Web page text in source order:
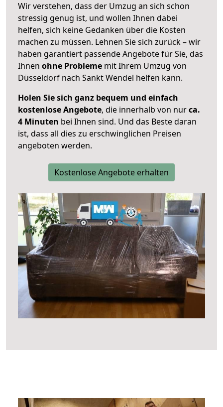
Wir verstehen, dass der Umzug an sich schon
stressig genug ist, und wollen Ihnen dabei
helfen, sich keine Gedanken über die Kosten
machen zu müssen. Lehnen Sie sich zurück – wir
haben garantiert passende Angebote für Sie, das
Ihnen ohne Probleme mit Ihrem Umzug von
Düsseldorf nach Sankt Wendel helfen kann.
Holen Sie sich ganz bequem und einfach
kostenlose Angebote, die innerhalb von nurca.
4 Minuten bei Ihnen sind. Und das Beste daran
ist, dass all dies zu erschwinglichen Preisen
angeboten werden.
Kostenlose Angebote erhalten